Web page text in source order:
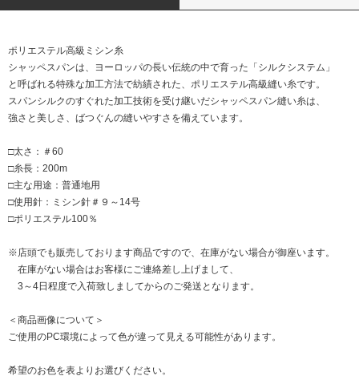
ポリエステル高級ミシン糸
シャッペスパンは、ヨーロッパの長い伝統の中で育った「シルクシステム」
と呼ばれる特殊な加工方法で紡績された、ポリエステル高級縫い糸です。
スパンシルクのすぐれた加工技術を受け継いだシャッペスパン縫い糸は、
強さと美しさ、ばつぐんの縫いやすさを備えています。
□太さ：＃60
□糸長：200m
□主な用途：普通地用
□使用針：ミシン針＃９～14号
□ポリエステル100％
※店頭でも販売しております商品ですので、在庫がない場合が御座います。
在庫がない場合はお客様にご連絡差し上げまして、
3～4日程度で入荷致しましてからのご発送となります。
＜商品画像について＞
ご使用のPC環境によって色が違って見える可能性があります。
希望のお色を表よりお選びください。